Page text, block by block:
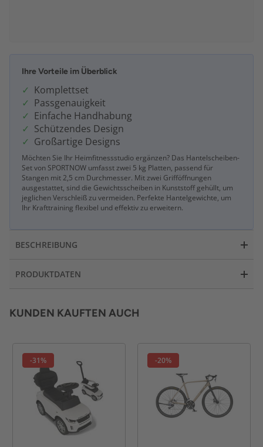
Ihre Vorteile im Überblick
Komplettset
Passgenauigkeit
Einfache Handhabung
Schützendes Design
Großartige Designs
Möchten Sie Ihr Heimfitnessstudio ergänzen? Das Hantelscheiben-
Set von SPORTNOW umfasst zwei 5 kg Platten, passend für
Stangen mit 2,5 cm Durchmesser. Mit zwei Grifföffnungen
ausgestattet, sind die Gewichtsscheiben in Kunststoff gehüllt, um
jeglichen Verschleiß zu vermeiden. Perfekte Hantelgewichte, um
Ihr Krafttraining flexibel und effektiv zu erweitern.
BESCHREIBUNG
PRODUKTDATEN
KUNDEN KAUFTEN AUCH
-31% -20%